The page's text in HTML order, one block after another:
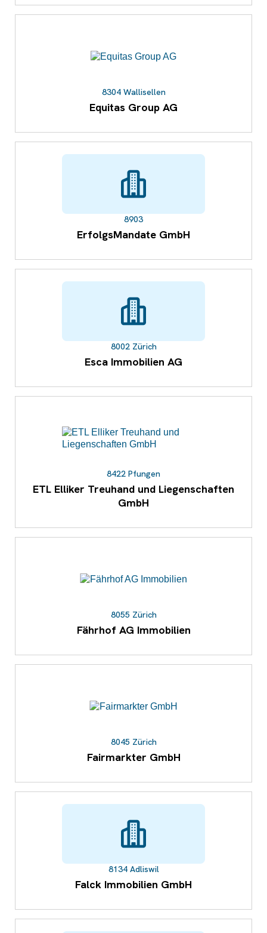
8304 Wallisellen
Equitas Group AG
8903
ErfolgsMandate GmbH
8002 Zürich
Esca Immobilien AG
8422 Pfungen
ETL Elliker Treuhand und Liegenschaften
GmbH
8055 Zürich
Fährhof AG Immobilien
8045 Zürich
Fairmarkter GmbH
8134 Adliswil
Falck Immobilien GmbH